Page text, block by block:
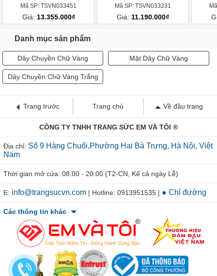
Mã SP: TSVN033451
Giá: 13.355.000₫
Mã SP: TSVN033231
Giá: 11.190.000₫
Danh mục sản phẩm
Dây Chuyền Chữ Vàng Mặt Dây Chữ Vàng
Dây Chuyền Chữ Vàng Trắng
Trang trước Trang chủ Về đầu trang
CÔNG TY TNHH TRANG SỨC EM VÀ TÔI ®
Địa chỉ: Số 9 Hàng Chuối,Phường Hai Bà Trưng, Hà Nội, Việt
Nam
Thời gian mở cửa: 08:00 - 20:00 (T2-CN, Kể cả ngày Lễ)
E: info@trangsucvn.com | Hotline: 0913951535 | ● Chỉ đường
Các thông tin khác